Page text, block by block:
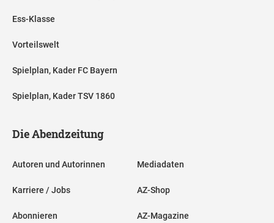
Ess-Klasse
Vorteilswelt
Spielplan, Kader FC Bayern
Spielplan, Kader TSV 1860
Die Abendzeitung
Autoren und Autorinnen
Karriere / Jobs
Abonnieren
Mediadaten
AZ-Shop
AZ-Magazine